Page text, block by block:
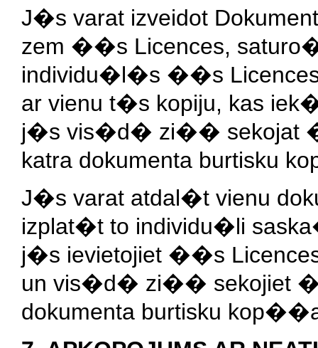
J�s varat izveidot
zem ��s Licences,
individu�l�s ��s
ar vienu t�s kopiju, kas
j�s vis�d� zi�� sekojat
katra dokumenta burtisku
J�s varat atdal�t vienu
izplat�t to individu�li
j�s ievietojiet ��s
un vis�d� zi�� sekojiet
dokumenta burtisku